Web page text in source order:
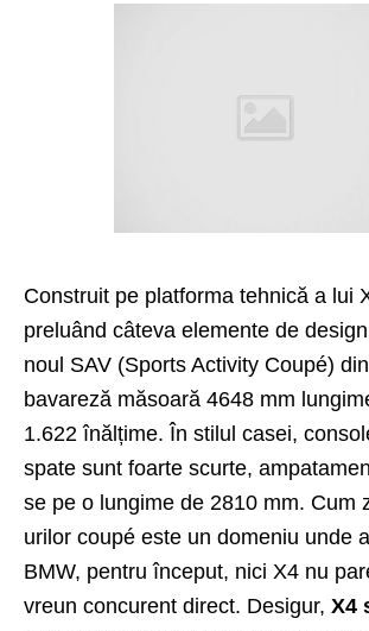
Construit pe platforma tehnică a lui
preluând câteva elemente de
noul SAV (Sports Activity Coupé)
bavareză măsoară 4648 mm
1.622 înălțime. În stilul casei,
spate sunt foarte scurte,
se pe o lungime de 2810 mm. Cum
urilor coupé este un domeniu unde
BMW, pentru început, nici X4 nu
vreun concurent direct. Desigur, X4